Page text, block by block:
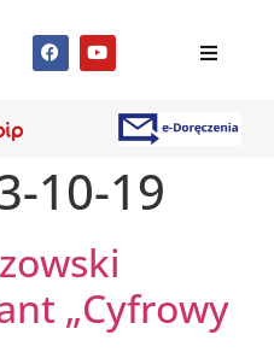
10-19
„Cyfrowy